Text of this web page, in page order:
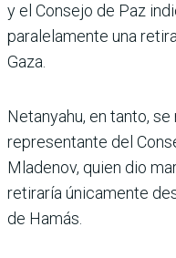
y el Consejo de Paz
paralelamente una
Gaza.
Netanyahu, en tanto,
representante del
Mladenov, quien dio
retiraría únicamente
de Hamás.